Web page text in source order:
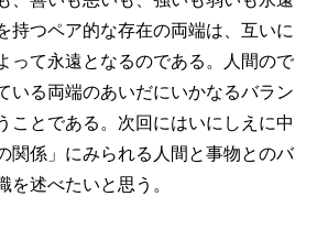
持つペア的な存在の両端は、互いに
って永遠となるのである。人間ので
いる両端のあいだにいかなるバラン
ことである。次回にはいにしえに中
関係」にみられる人間と事物とのバ
述べたいと思う。